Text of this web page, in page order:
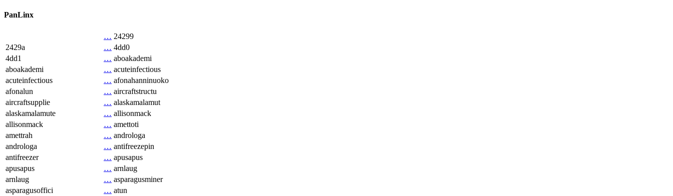
PanLinx
… 24299
2429a
… 4dd0
4dd1
… aboakademi
aboakademi
… acuteinfectious
acuteinfectious
… afonahanninuoko
afonalun
… aircraftstructu
aircraftsupplie
… alaskamalamut
alaskamalamute
… allisonmack
allisonmack
… amettoti
amettrah
… androloga
androloga
… antifreezepin
antifreezer
… apusapus
apusapus
… arnlaug
arnlaug
… asparagusminer
asparagusoffici
… atun